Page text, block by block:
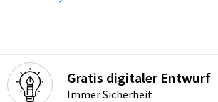
Gratis digitaler Entwurf
Immer Sicherheit